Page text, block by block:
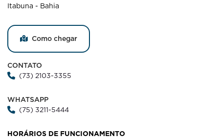
Itabuna - Bahia
Como chegar
CONTATO
(73) 2103-3355
WHATSAPP
(75) 3211-5444
HORÁRIOS DE FUNCIONAMENTO